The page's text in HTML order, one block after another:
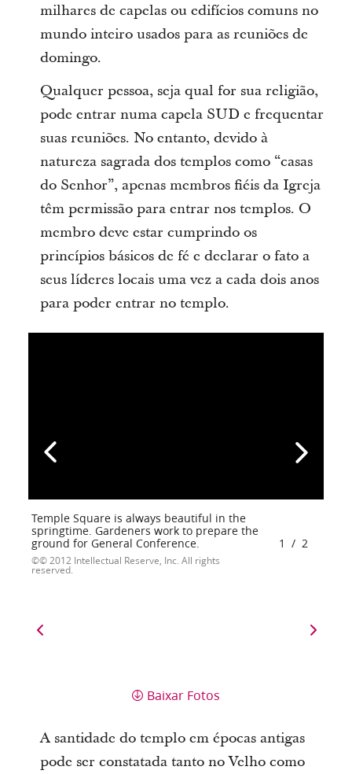
milhares de capelas ou edifícios comuns no
mundo inteiro usados para as reuniões de
domingo.
Qualquer pessoa, seja qual for sua religião,
pode entrar numa capela SUD e frequentar
suas reuniões. No entanto, devido à
natureza sagrada dos templos como “casas
do Senhor”, apenas membros fiéis da Igreja
têm permissão para entrar nos templos. O
membro deve estar cumprindo os
princípios básicos de fé e declarar o fato a
seus líderes locais uma vez a cada dois anos
para poder entrar no templo.
Temple Square is always beautiful in the
springtime. Gardeners work to prepare the
ground for General Conference.
© 2012 Intellectual Reserve, Inc. All rights
reserved.
1 / 2
Baixar Fotos
A santidade do templo em épocas antigas
pode ser constatada tanto no Velho como